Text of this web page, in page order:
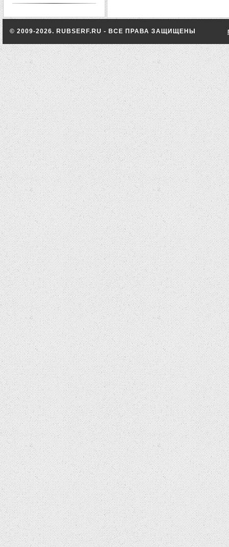
© 2009-2026. RUBSERF.RU - ВСЕ ПРАВА ЗАЩИЩЕНЫ